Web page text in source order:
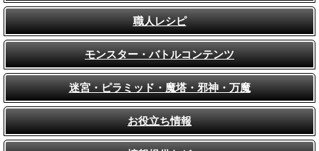
職人レシピ
モンスター・バトルコンテンツ
迷宮・ピラミッド・魔塔・邪神・万魔
お役立ち情報